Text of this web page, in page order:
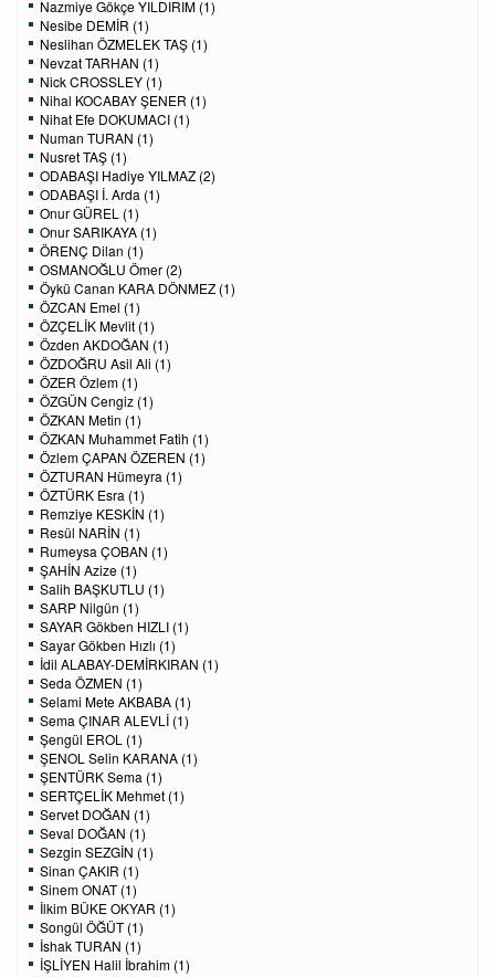
Nazmiye Gökçe YILDIRIM (1)
Nesibe DEMİR (1)
Neslihan ÖZMELEK TAŞ (1)
Nevzat TARHAN (1)
Nick CROSSLEY (1)
Nihal KOCABAY ŞENER (1)
Nihat Efe DOKUMACI (1)
Numan TURAN (1)
Nusret TAŞ (1)
ODABAŞI Hadiye YILMAZ (2)
ODABAŞI İ. Arda (1)
Onur GÜREL (1)
Onur SARIKAYA (1)
ÖRENÇ Dilan (1)
OSMANOĞLU Ömer (2)
Öykü Canan KARA DÖNMEZ (1)
ÖZCAN Emel (1)
ÖZÇELİK Mevlit (1)
Özden AKDOĞAN (1)
ÖZDOĞRU Asil Ali (1)
ÖZER Özlem (1)
ÖZGÜN Cengiz (1)
ÖZKAN Metin (1)
ÖZKAN Muhammet Fatih (1)
Özlem ÇAPAN ÖZEREN (1)
ÖZTURAN Hümeyra (1)
ÖZTÜRK Esra (1)
Remziye KESKİN (1)
Resül NARİN (1)
Rumeysa ÇOBAN (1)
ŞAHİN Azize (1)
Salih BAŞKUTLU (1)
SARP Nilgün (1)
SAYAR Gökben HIZLI (1)
Sayar Gökben Hızlı (1)
İdil ALABAY-DEMİRKIRAN (1)
Seda ÖZMEN (1)
Selami Mete AKBABA (1)
Sema ÇINAR ALEVLİ (1)
Şengül EROL (1)
ŞENOL Selin KARANA (1)
ŞENTÜRK Sema (1)
SERTÇELİK Mehmet (1)
Servet DOĞAN (1)
Seval DOĞAN (1)
Sezgin SEZGİN (1)
Sinan ÇAKIR (1)
Sinem ONAT (1)
İlkim BÜKE OKYAR (1)
Songül ÖĞÜT (1)
İshak TURAN (1)
İŞLİYEN Halil İbrahim (1)